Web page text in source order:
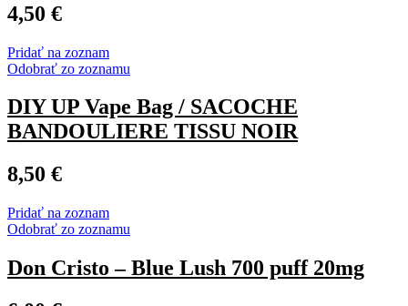
4,50 €
Pridať na zoznam
Odobrať zo zoznamu
DIY UP Vape Bag / SACOCHE
BANDOULIERE TISSU NOIR
8,50 €
Pridať na zoznam
Odobrať zo zoznamu
Don Cristo – Blue Lush 700 puff 20mg